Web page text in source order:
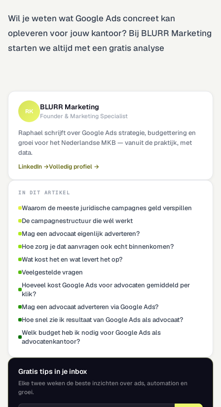
Wil je weten wat Google Ads concreet kan
opleveren voor jouw kantoor? Bij BLURR Marketing
starten we altijd met een gratis analyse
RK BLURR Marketing
Founder & Marketing Specialist
Raphael schrijft over Google Ads strategie, budgettering en
groei voor het Nederlandse MKB — vanuit de praktijk, met
data.
LinkedIn →Volledig profiel →
IN DIT ARTIKEL
Waarom de meeste juridische campagnes geld verspillen
De campagnestructuur die wél werkt
Mag een advocaat eigenlijk adverteren?
Hoe zorg je dat aanvragen ook echt binnenkomen?
Wat kost het en wat levert het op?
Veelgestelde vragen
Hoeveel kost Google Ads voor advocaten gemiddeld per
klik?
Mag een advocaat adverteren via Google Ads?
Hoe snel zie ik resultaat van Google Ads als advocaat?
Welk budget heb ik nodig voor Google Ads als
advocatenkantoor?
Gratis tips in je inbox
Elke twee weken de beste inzichten over ads, automation en
groei.